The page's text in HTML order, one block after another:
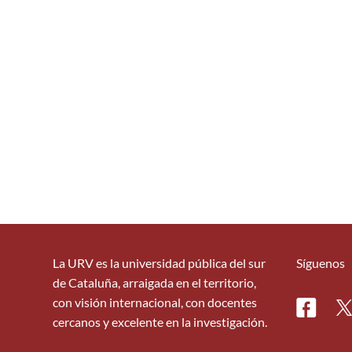
La URV es la universidad pública del sur
de Cataluña, arraigada en el territorio,
con visión internacional, con docentes
cercanos y excelente en la investigación.
Síguenos